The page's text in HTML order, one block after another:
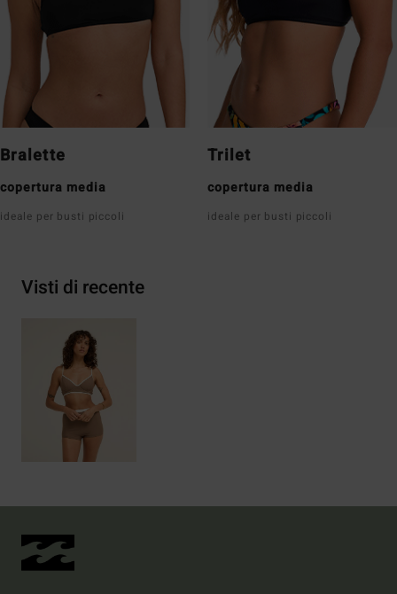
Bralette
copertura media
ideale per busti piccoli
Trilet
copertura media
ideale per busti piccoli
Visti di recente